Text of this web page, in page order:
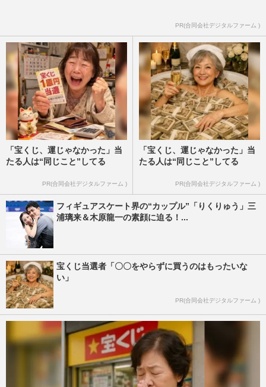
PR(合同会社デジタルファーム )
「宝くじ、運じゃなかった」当
たる人は“同じこと”してる
PR(合同会社デジタルファーム )
「宝くじ、運じゃなかった」当
たる人は“同じこと”してる
PR(合同会社デジタルファーム )
フィギュアスケート界の“カップル”「りくりゅう」三
浦璃来＆木原龍一の素顔に迫る！...
宝くじ当選者「〇〇をやらずに買うのはもったいな
い」
PR(合同会社デジタルファーム )